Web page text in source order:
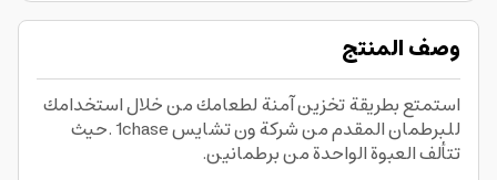
وصف المنتج
استمتع بطريقة تخزين آمنة لطعامك من خلال استخدامك
للبرطمان المقدم من شركة ون تشايس 1chase .حيث
تتألف العبوة الواحدة من برطمانين.